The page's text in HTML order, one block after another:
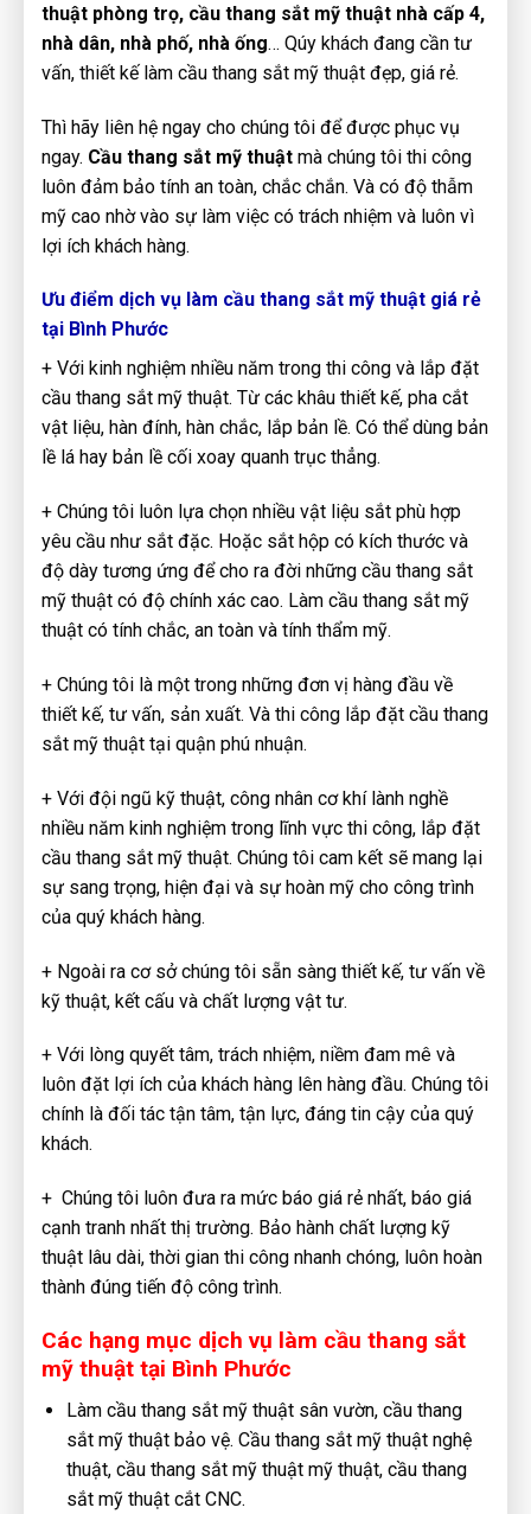
thuật phòng trọ, cầu thang sắt mỹ thuật nhà cấp 4,
nhà dân, nhà phố, nhà ống… Qúy khách đang cần tư
vấn, thiết kế làm cầu thang sắt mỹ thuật đẹp, giá rẻ.
Thì hãy liên hệ ngay cho chúng tôi để được phục vụ
ngay. Cầu thang sắt mỹ thuật mà chúng tôi thi công
luôn đảm bảo tính an toàn, chắc chắn. Và có độ thẫm
mỹ cao nhờ vào sự làm việc có trách nhiệm và luôn vì
lợi ích khách hàng.
Ưu điểm dịch vụ làm cầu thang sắt mỹ thuật giá rẻ
tại Bình Phước
+ Với kinh nghiệm nhiều năm trong thi công và lắp đặt
cầu thang sắt mỹ thuật. Từ các khâu thiết kế, pha cắt
vật liệu, hàn đính, hàn chắc, lắp bản lề. Có thể dùng bản
lề lá hay bản lề cối xoay quanh trục thẳng.
+ Chúng tôi luôn lựa chọn nhiều vật liệu sắt phù hợp
yêu cầu như sắt đặc. Hoặc sắt hộp có kích thước và
độ dày tương ứng để cho ra đời những cầu thang sắt
mỹ thuật có độ chính xác cao. Làm cầu thang sắt mỹ
thuật có tính chắc, an toàn và tính thẩm mỹ.
+ Chúng tôi là một trong những đơn vị hàng đầu về
thiết kế, tư vấn, sản xuất. Và thi công lắp đặt cầu thang
sắt mỹ thuật tại quận phú nhuận.
+ Với đội ngũ kỹ thuật, công nhân cơ khí lành nghề
nhiều năm kinh nghiệm trong lĩnh vực thi công, lắp đặt
cầu thang sắt mỹ thuật. Chúng tôi cam kết sẽ mang lại
sự sang trọng, hiện đại và sự hoàn mỹ cho công trình
của quý khách hàng.
+ Ngoài ra cơ sở chúng tôi sẵn sàng thiết kế, tư vấn về
kỹ thuật, kết cấu và chất lượng vật tư.
+ Với lòng quyết tâm, trách nhiệm, niềm đam mê và
luôn đặt lợi ích của khách hàng lên hàng đầu. Chúng tôi
chính là đối tác tận tâm, tận lực, đáng tin cậy của quý
khách.
+ Chúng tôi luôn đưa ra mức báo giá rẻ nhất, báo giá
cạnh tranh nhất thị trường. Bảo hành chất lượng kỹ
thuật lâu dài, thời gian thi công nhanh chóng, luôn hoàn
thành đúng tiến độ công trình.
Các hạng mục dịch vụ làm cầu thang sắt
mỹ thuật tại Bình Phước
Làm cầu thang sắt mỹ thuật sân vườn, cầu thang
sắt mỹ thuật bảo vệ. Cầu thang sắt mỹ thuật nghệ
thuật, cầu thang sắt mỹ thuật mỹ thuật, cầu thang
sắt mỹ thuật cắt CNC.